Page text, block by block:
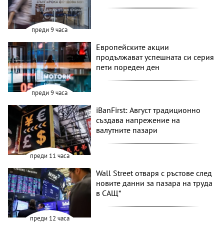
преди 9 часа
преди 9 часа
Европейските акции
продължават успешната си серия
пети пореден ден
преди 11 часа
iBanFirst: Август традиционно
създава напрежение на
валутните пазари
преди 12 часа
Wall Street отваря с ръстове след
новите данни за пазара на труда
в САЩ*